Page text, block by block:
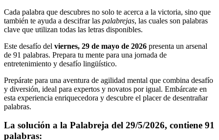
Cada palabra que descubres no solo te acerca a la victoria, sino que
también te ayuda a descifrar las palabrejas, las cuales son palabras
clave que utilizan todas las letras disponibles.
Este desafío del viernes, 29 de mayo de 2026 presenta un arsenal
de 91 palabras. Prepara tu mente para una jornada de
entretenimiento y desafío lingüístico.
Prepárate para una aventura de agilidad mental que combina desafío
y diversión, ideal para expertos y novatos por igual. Embárcate en
esta experiencia enriquecedora y descubre el placer de desentrañar
palabras.
La solución a la Palabreja del 29/5/2026, contiene 91
palabras: